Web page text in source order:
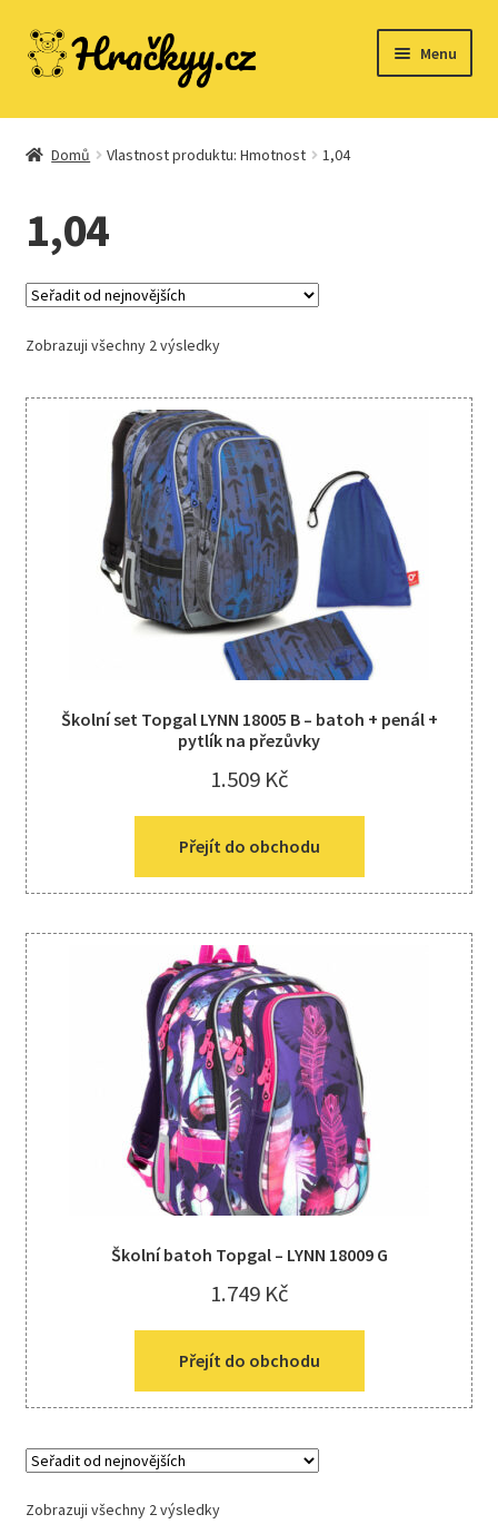
Přeskočit
na
Přejít
k
webu
Menu
Dřevěné hračky
Stavebnice
Expand
child
menu
Kreativní tvoření
Expand
child
menu
Domů Vlastnost produktu: Hmotnost 1,04
1,04
Zobrazuji všechny 2 výsledky
Školní set Topgal LYNN 18005 B – batoh + penál +
pytlík na přezůvky
1.509 Kč
Přejít do obchodu
Školní batoh Topgal – LYNN 18009 G
1.749 Kč
Přejít do obchodu
Zobrazuji všechny 2 výsledky